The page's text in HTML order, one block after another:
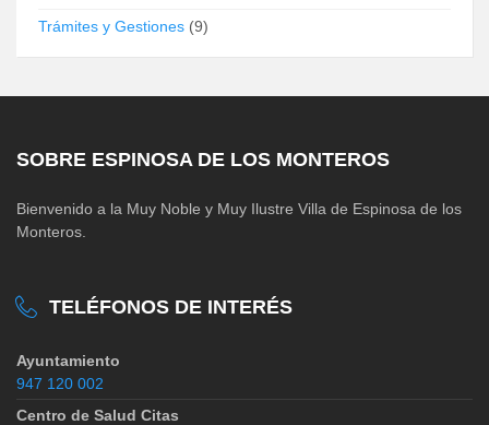
Trámites y Gestiones (9)
SOBRE ESPINOSA DE LOS MONTEROS
Bienvenido a la Muy Noble y Muy Ilustre Villa de Espinosa de los
Monteros.
TELÉFONOS DE INTERÉS
Ayuntamiento
947 120 002
Centro de Salud Citas